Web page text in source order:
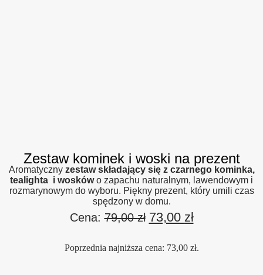
Zestaw kominek i woski na prezent
Aromatyczny zestaw składający się z czarnego kominka,
tealighta i woskówo zapachu naturalnym, lawendowym i
rozmarynowym do wyboru. Piękny prezent, który umili czas
spędzony w domu.
Cena:79,00zł Pierwotna
cena
73,00 złAktualna
cena
Poprzednia najniższa cena: 73,00 zł.